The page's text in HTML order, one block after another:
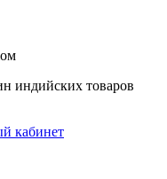
индийских товаров
кабинет